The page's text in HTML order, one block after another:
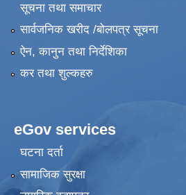
सूचना तथा समाचार
सार्वजनिक खरीद /बोलपत्र सूचना
ऐन, कानुन तथा निर्देशिका
कर तथा शुल्कहरु
eGov services
घटना दर्ता
सामाजिक सुरक्षा